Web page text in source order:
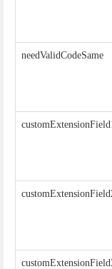
needValidCodeSame